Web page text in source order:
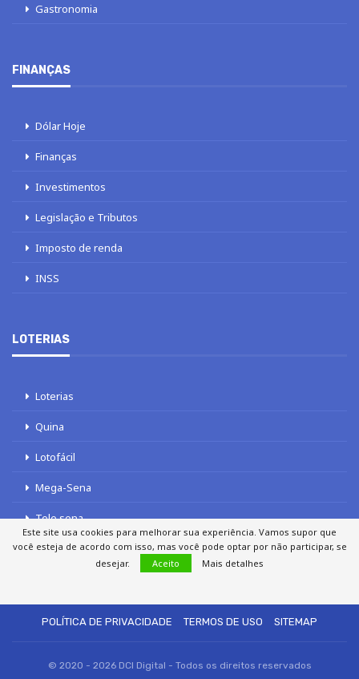
Gastronomia
FINANÇAS
Dólar Hoje
Finanças
Investimentos
Legislação e Tributos
Imposto de renda
INSS
LOTERIAS
Loterias
Quina
Lotofácil
Mega-Sena
Tele sena
POLÍTICA DE PRIVACIDADE
TERMOS DE USO SITEMAP
© 2020 - 2026 DCI Digital - Todos os direitos reservados
Este site usa cookies para melhorar sua experiência. Vamos supor que
você esteja de acordo com isso, mas você pode optar por não participar, se
desejar.
Aceito Mais detalhes